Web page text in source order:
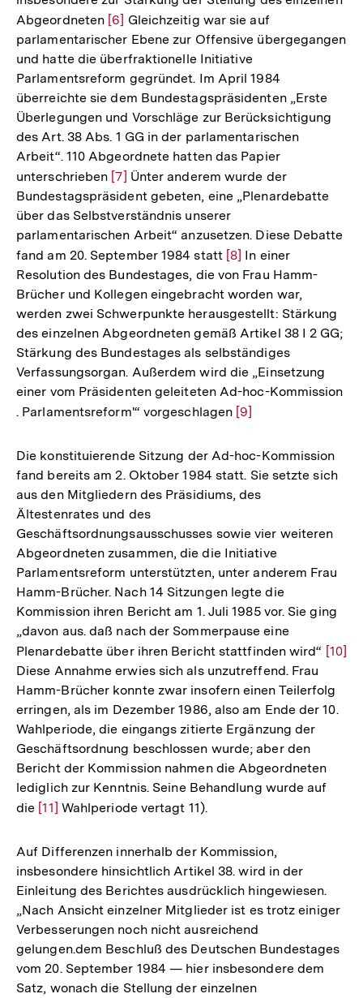
Abgeordneten Zur
Auflösung
der
Fußnote
[6] Gleichzeitig war sie auf
parlamentarischer Ebene zur Offensive übergegangen
und hatte die überfraktionelle Initiative
Parlamentsreform gegründet. Im April 1984
überreichte sie dem Bundestagspräsidenten „Erste
Überlegungen und Vorschläge zur Berücksichtigung
des Art. 38 Abs. 1 GG in der parlamentarischen
Arbeit“. 110 Abgeordnete hatten das Papier
unterschrieben Zur
Auflösung
der
Fußnote
[7] Ünter anderem wurde der
Bundestagspräsident gebeten, eine „Plenardebatte
über das Selbstverständnis unserer
parlamentarischen Arbeit“ anzusetzen. Diese Debatte
fand am 20. September 1984 statt Zur
Auflösung
der
Fußnote
[8] In einer
Resolution des Bundestages, die von Frau Hamm-
Brücher und Kollegen eingebracht worden war,
werden zwei Schwerpunkte herausgestellt: Stärkung
des einzelnen Abgeordneten gemäß Artikel 38 I 2 GG;
Stärkung des Bundestages als selbständiges
Verfassungsorgan. Außerdem wird die „Einsetzung
einer vom Präsidenten geleiteten Ad-hoc-Kommission
. Parlamentsreform'“ vorgeschlagen Zur
der
Fußnote
[9]
Die konstituierende Sitzung der Ad-hoc-Kommission
fand bereits am 2. Oktober 1984 statt. Sie setzte sich
aus den Mitgliedern des Präsidiums, des
Ältestenrates und des
Geschäftsordnungsausschusses sowie vier weiteren
Abgeordneten zusammen, die die Initiative
Parlamentsreform unterstützten, unter anderem Frau
Hamm-Brücher. Nach 14 Sitzungen legte die
Kommission ihren Bericht am 1. Juli 1985 vor. Sie ging
„davon aus. daß nach der Sommerpause eine
Plenardebatte über ihren Bericht stattfinden wird“ Zur
der
[10]
Diese Annahme erwies sich als unzutreffend. Frau
Hamm-Brücher konnte zwar insofern einen Teilerfolg
erringen, als im Dezember 1986, also am Ende der 10.
Wahlperiode, die eingangs zitierte Ergänzung der
Geschäftsordnung beschlossen wurde; aber den
Bericht der Kommission nahmen die Abgeordneten
lediglich zur Kenntnis. Seine Behandlung wurde auf
die Zur
der
Fußnote
[11] Wahlperiode vertagt 11).
Auf Differenzen innerhalb der Kommission,
insbesondere hinsichtlich Artikel 38. wird in der
Einleitung des Berichtes ausdrücklich hingewiesen.
„Nach Ansicht einzelner Mitglieder ist es trotz einiger
Verbesserungen noch nicht ausreichend
gelungen.dem Beschluß des Deutschen Bundestages
vom 20. September 1984 — hier insbesondere dem
Satz, wonach die Stellung der einzelnen